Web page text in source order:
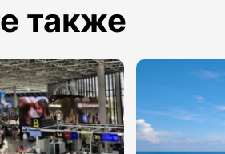
также